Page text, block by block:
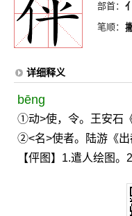
部首： 亻
笔顺：
详细释义
bēng
①动>使，令。王安石
②<名>使者。陆游《出
【伻图】1.遣人绘图